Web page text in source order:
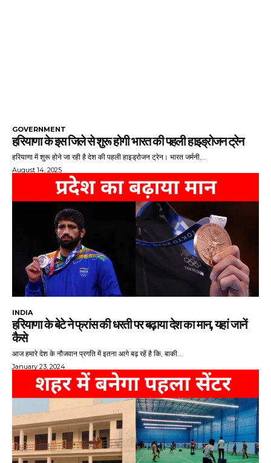
GOVERNMENT
हरियाणा के इस जिले से शुरू होगी भारत की पहली हाइड्रोजन ट्रेन
हरियाणा में शुरू होने जा रही है देश की पहली हाइड्रोजन ट्रेन। भारत जर्मनी,...
August 14, 2025
INDIA
हरियाणा के बेटे ने फ्रांस की धरती पर बढ़ाया देश का मान, यहां जानें
कैसे
आज हमारे देश के नौजवान प्रगति में इतना आगे बढ़ रहें है कि, बाकी...
January 23, 2024